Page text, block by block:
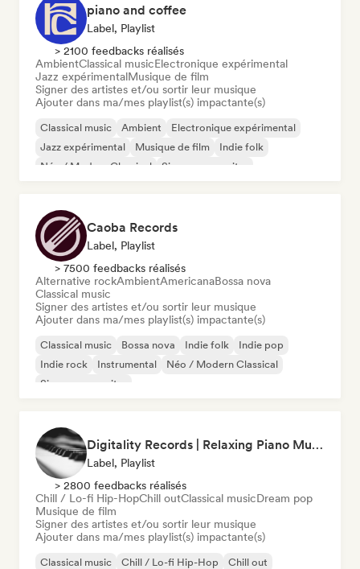
piano and coffee
Label, Playlist
> 2100 feedbacks réalisés
AmbientClassical musicElectronique expérimental
Jazz expérimentalMusique de film
Signer des artistes et/ou sortir leur musique
Ajouter dans ma/mes playlist(s) impactante(s)
Classical music Ambient
Electronique expérimental
Jazz expérimental
Musique de film
Indie folk
Néo / Modern Classical
Singer-songwriter
Caoba Records
Label, Playlist
> 7500 feedbacks réalisés
Alternative rockAmbientAmericanaBossa nova
Classical music
Signer des artistes et/ou sortir leur musique
Ajouter dans ma/mes playlist(s) impactante(s)
Classical music Bossa nova Indie folk
Indie pop
Indie rock
Instrumental
Néo / Modern Classical
Singer-songwriter
Digitality Records | Relaxing Piano Music
Label, Playlist
> 2800 feedbacks réalisés
Chill / Lo-fi Hip-HopChill outClassical musicDream pop
Musique de film
Signer des artistes et/ou sortir leur musique
Ajouter dans ma/mes playlist(s) impactante(s)
Classical music Chill / Lo-fi Hip-Hop
Chill out